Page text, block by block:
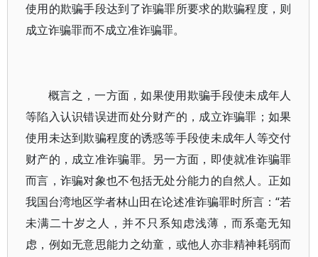
使用的欺骗手段达到了诈骗罪所要求的欺骗程度，则
成立诈骗罪而不成立准诈骗罪。
概言之，一方面，如果使用欺骗手段使未成年人
等陷入认识错误进而处分财产的，成立诈骗罪；如果
使用未达到欺骗程度的诱惑等手段使未成年人等交付
财产的，成立准诈骗罪。另一方面，即使就准诈骗罪
而言，诈骗对象也不包括无处分能力的自然人。正如
我国台湾地区学者林山田在论述准诈骗罪时所言：“若
未满二十岁之人，并不只系知虑浅薄，而系毫无知
虑，例如无意思能力之幼童，或他人亦非精神耗弱而